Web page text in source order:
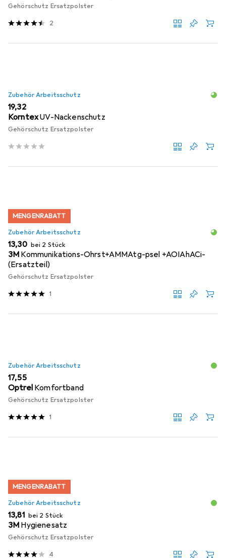
Gehörschutz Ersatzpolster
2
Zubehör Arbeitsschutz
EUR
19,32
KorntexUV-Nackenschutz
Gehörschutz Ersatzpolster
MENGENRABATT
Zubehör Arbeitsschutz
EUR
13,30 bei 2 Stück
3M Kommunikations-Ohrst+AMMAtg-psel +AOIAhACi-
(Ersatzteil)
Gehörschutz Ersatzpolster
1
Zubehör Arbeitsschutz
EUR
17,55
Optrel Komfortband
Gehörschutz Ersatzpolster
1
MENGENRABATT
Zubehör Arbeitsschutz
EUR
13,81 bei 2 Stück
3M Hygienesatz
Gehörschutz Ersatzpolster
4